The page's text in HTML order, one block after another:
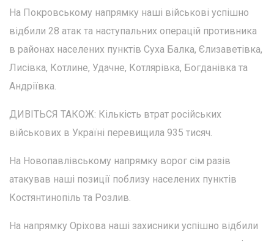
На Покровському напрямку наші військові успішно
відбили 28 атак та наступальних операцій противника
в районах населених пунктів Суха Балка, Єлизаветівка,
Лисівка, Котлине, Удачне, Котлярівка, Богданівка та
Андріївка.
ДИВІТЬСЯ ТАКОЖ: Кількість втрат російських
військових в Україні перевищила 935 тисяч.
На Новопавлівському напрямку ворог сім разів
атакував наші позиції поблизу населених пунктів
Костянтинопіль та Розлив.
На напрямку Оріхова наші захисники успішно відбили